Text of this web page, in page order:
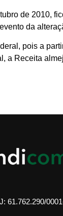
de 2010,
da
pois a
a Receita
61.762.290/